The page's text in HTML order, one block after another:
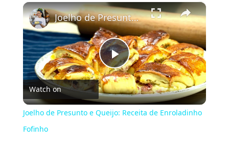
×
Play
Video
Joelho de Presunto e Queijo: Receita de Enroladinho Fofinho
Watch on
Joelho de Presunto e Queijo: Receita de Enroladinho
Fofinho